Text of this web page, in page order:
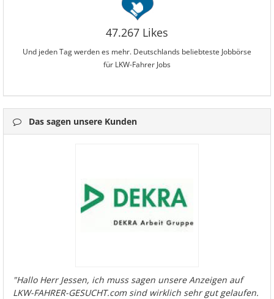
47.267 Likes
Und jeden Tag werden es mehr. Deutschlands beliebteste Jobbörse
für LKW-Fahrer Jobs
Das sagen unsere Kunden
"Hallo Herr Jessen, ich muss sagen unsere Anzeigen auf
LKW-FAHRER-GESUCHT.com sind wirklich sehr gut gelaufen.